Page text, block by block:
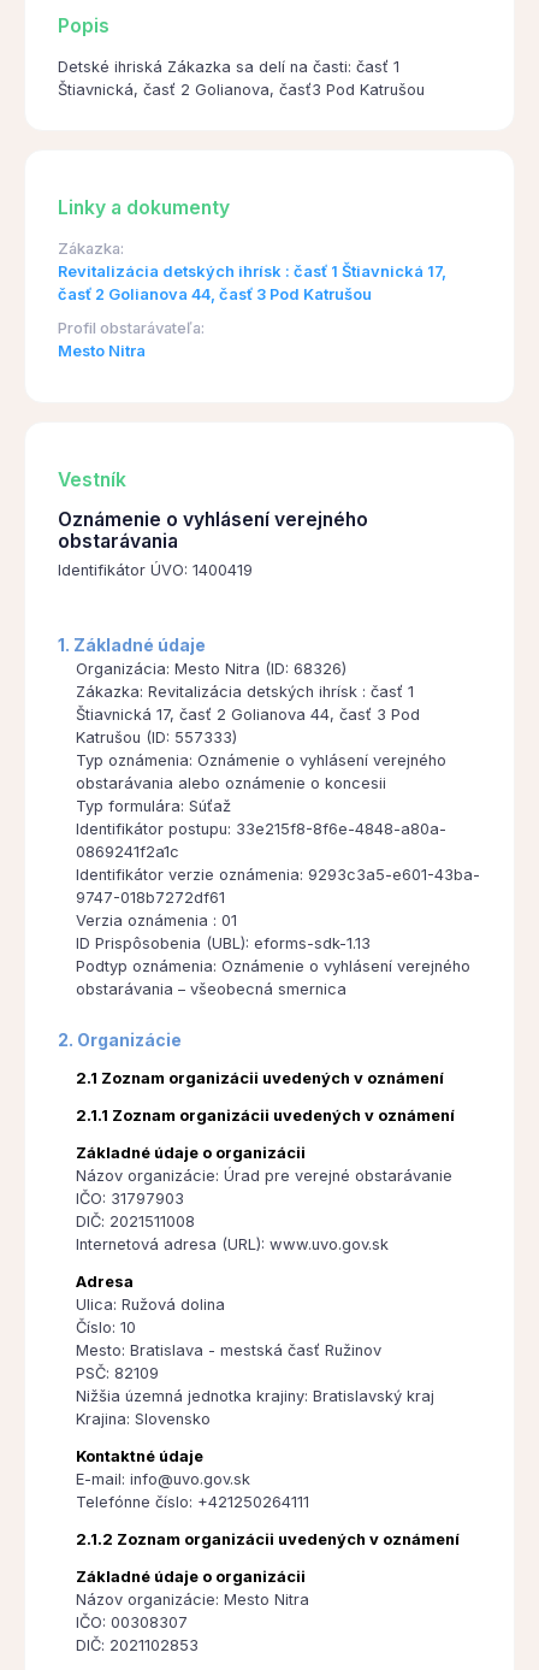
Popis
Detské ihriská Zákazka sa delí na časti: časť 1
Štiavnická, časť 2 Golianova, časť3 Pod Katrušou
Linky a dokumenty
Zákazka:
Revitalizácia detských ihrísk : časť 1 Štiavnická 17,
časť 2 Golianova 44, časť 3 Pod Katrušou
Profil obstarávateľa:
Mesto Nitra
Vestník
Oznámenie o vyhlásení verejného
obstarávania
Identifikátor ÚVO: 1400419
1. Základné údaje
Organizácia: Mesto Nitra (ID: 68326)
Zákazka: Revitalizácia detských ihrísk : časť 1
Štiavnická 17, časť 2 Golianova 44, časť 3 Pod
Katrušou (ID: 557333)
Typ oznámenia: Oznámenie o vyhlásení verejného
obstarávania alebo oznámenie o koncesii
Typ formulára: Súťaž
Identifikátor postupu: 33e215f8-8f6e-4848-a80a-
0869241f2a1c
Identifikátor verzie oznámenia: 9293c3a5-e601-43ba-
9747-018b7272df61
Verzia oznámenia : 01
ID Prispôsobenia (UBL): eforms-sdk-1.13
Podtyp oznámenia: Oznámenie o vyhlásení verejného
obstarávania – všeobecná smernica
2. Organizácie
2.1 Zoznam organizácii uvedených v oznámení
2.1.1 Zoznam organizácii uvedených v oznámení
Základné údaje o organizácii
Názov organizácie: Úrad pre verejné obstarávanie
IČO: 31797903
DIČ: 2021511008
Internetová adresa (URL): www.uvo.gov.sk
Adresa
Ulica: Ružová dolina
Číslo: 10
Mesto: Bratislava - mestská časť Ružinov
PSČ: 82109
Nižšia územná jednotka krajiny: Bratislavský kraj
Krajina: Slovensko
Kontaktné údaje
E-mail: info@uvo.gov.sk
Telefónne číslo: +421250264111
2.1.2 Zoznam organizácii uvedených v oznámení
Základné údaje o organizácii
Názov organizácie: Mesto Nitra
IČO: 00308307
DIČ: 2021102853